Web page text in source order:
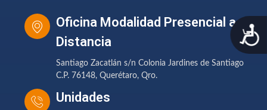
Oficina Modalidad Presencial a
Distancia
Santiago Zacatlán s/n Colonia Jardines de Santiago
C.P. 76148, Querétaro, Qro.
Unidades